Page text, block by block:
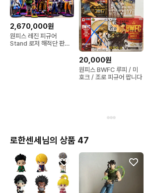
2,670,000원
원피스 레진 피규어
Stand 로저 해적단 판매
20,000원
원피스 BWFC 루피 / 미
호크 / 조로 피규어 팝니다
로한센세님의 상품 47